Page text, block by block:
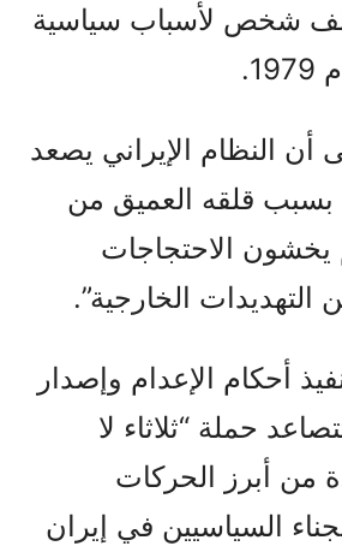
من 120 ألف شخص لأسباب سياسية
أن النظام الإيراني يصعد
بسبب قلقه العميق من
يخشون الاحتجاجات
التهديدات الخارجية”.
أحكام الإعدام وإصدار
حملة “ثلاثاء لا
من أبرز الحركات
السياسيين في إيران